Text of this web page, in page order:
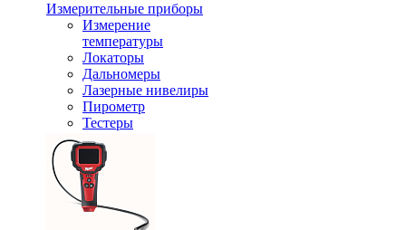
Измерительные приборы
Измерение
температуры
Локаторы
Дальномеры
Лазерные нивелиры
Пирометр
Тестеры